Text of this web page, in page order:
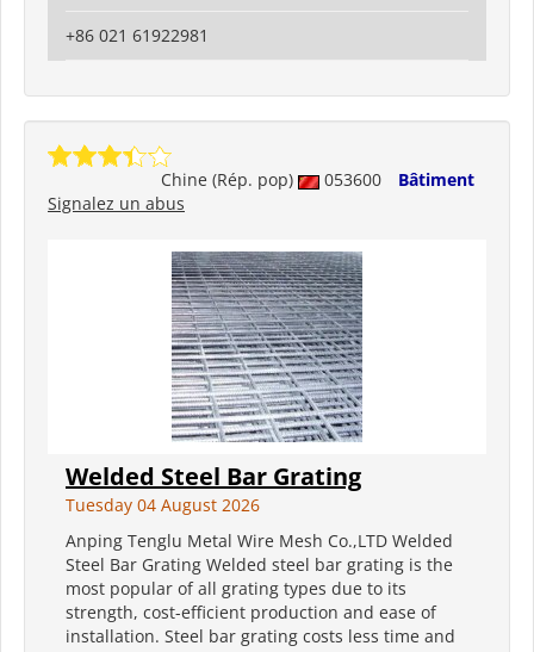
+86 021 61922981
Chine (Rép. pop) 053600
Bâtiment
Signalez un abus
Welded Steel Bar Grating
Tuesday 04 August 2026
Anping Tenglu Metal Wire Mesh Co.,LTD Welded
Steel Bar Grating Welded steel bar grating is the
most popular of all grating types due to its
strength, cost-efficient production and ease of
installation. Steel bar grating costs less time and